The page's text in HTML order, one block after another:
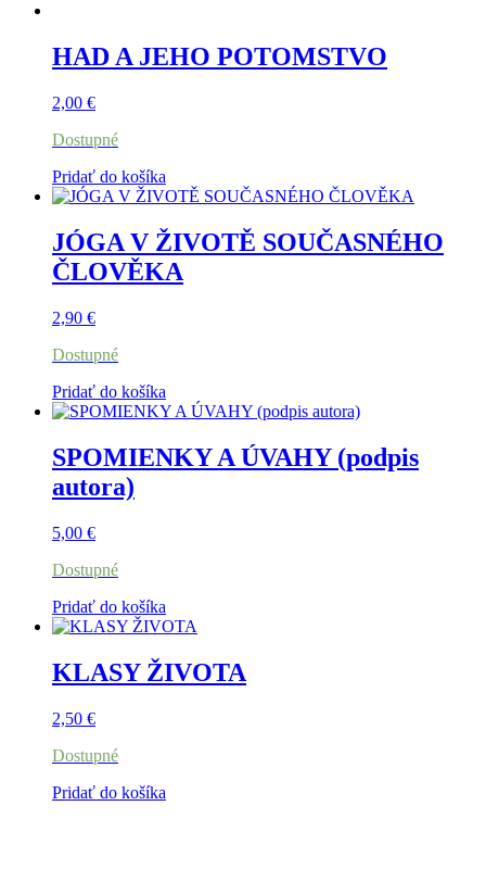
HAD A JEHO POTOMSTVO
2,00 €
Dostupné
Pridať do košíka
JÓGA V ŽIVOTĚ SOUČASNÉHO
ČLOVĚKA
2,90 €
Dostupné
Pridať do košíka
SPOMIENKY A ÚVAHY (podpis
autora)
5,00 €
Dostupné
Pridať do košíka
KLASY ŽIVOTA
2,50 €
Dostupné
Pridať do košíka